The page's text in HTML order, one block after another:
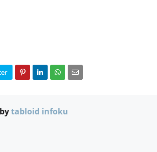
tabloid infoku